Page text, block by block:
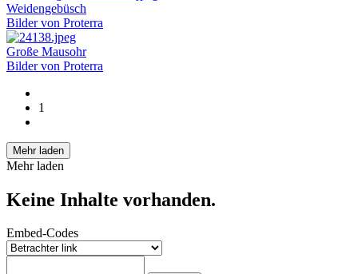
Weidengebüsch
Bilder von Proterra
Große Mausohr
Bilder von Proterra
1
Mehr laden
Mehr laden
Keine Inhalte vorhanden.
Embed-Codes